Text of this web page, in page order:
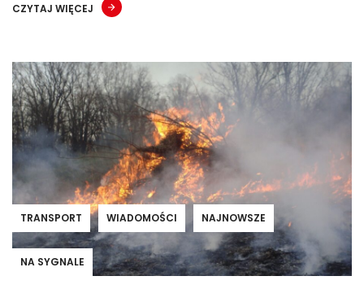
CZYTAJ WIĘCEJ
TRANSPORT WIADOMOŚCI NAJNOWSZE
NA SYGNALE